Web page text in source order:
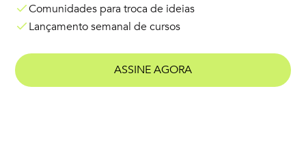
Comunidades para troca de ideias
Lançamento semanal de cursos
ASSINE AGORA